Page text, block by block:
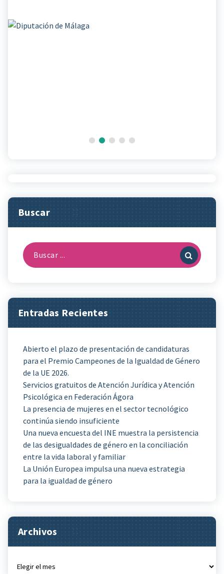
Buscar
Buscar:
Entradas Recientes
Abierto el plazo de presentación de candidaturas
para el Premio Campeones de la Igualdad de Género
de la UE 2026.
Servicios gratuitos de Atención Jurídica y Atención
Psicológica en Federación Ágora
La presencia de mujeres en el sector tecnológico
continúa siendo insuficiente
Una nueva encuesta del INE muestra la persistencia
de las desigualdades de género en la conciliación
entre la vida laboral y familiar
La Unión Europea impulsa una nueva estrategia
para la igualdad de género
Archivos